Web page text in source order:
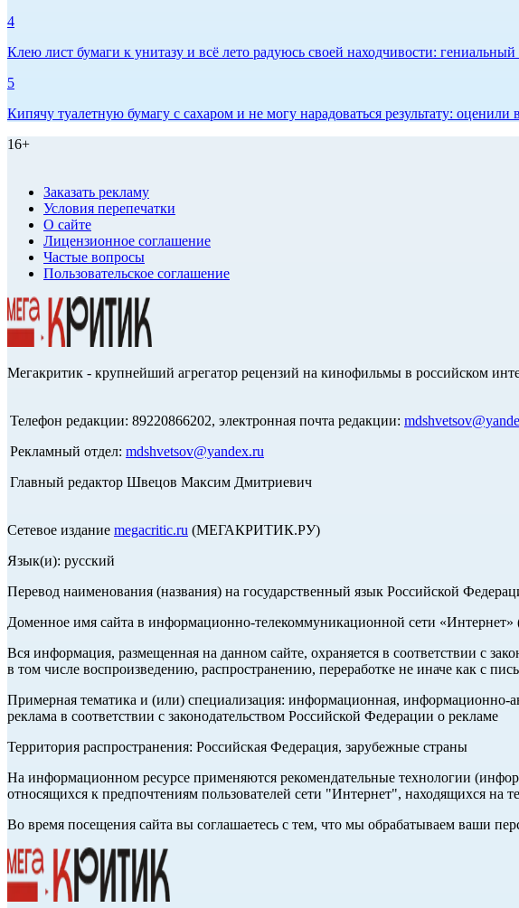
4
Клею лист бумаги к унитазу и всё лето радуюсь своей находчивости: гениальный
5
Кипячу туалетную бумагу с сахаром и не могу нарадоваться результату: оценили
16+
Заказать рекламу
Условия перепечатки
О сайте
Лицензионное соглашение
Частые вопросы
Пользовательское соглашение
Мегакритик - крупнейший агрегатор рецензий на кинофильмы в российском
Телефон редакции: 89220866202, электронная почта редакции:
Рекламный отдел: mdshvetsov@yandex.ru
Главный редактор Швецов Максим Дмитриевич
Сетевое издание megacritic.ru (МЕГАКРИТИК.РУ)
Язык(и): русский
Перевод наименования (названия) на государственный язык Российской
Доменное имя сайта в информационно-телекоммуникационной сети «Интернет»
Вся информация, размещенная на данном сайте, охраняется в соответствии с
в том числе воспроизведению, распространению, переработке не иначе как с
Примерная тематика и (или) специализация: информационная, информационно-
реклама в соответствии с законодательством Российской Федерации о рекламе
Территория распространения: Российская Федерация, зарубежные страны
На информационном ресурсе применяются рекомендательные технологии
относящихся к предпочтениям пользователей сети "Интернет", находящихся на
Во время посещения сайта вы соглашаетесь с тем, что мы обрабатываем ваши